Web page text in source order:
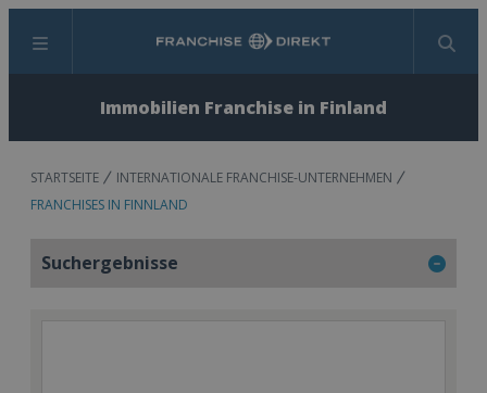
Menü Suchen
Immobilien Franchise in Finland
STARTSEITE
INTERNATIONALE FRANCHISE-UNTERNEHMEN
FRANCHISES IN FINNLAND
Suchergebnisse